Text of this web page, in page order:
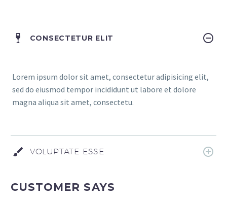
CONSECTETUR ELIT
Lorem ipsum dolor sit amet, consectetur adipisicing elit,
sed do eiusmod tempor incididunt ut labore et dolore
magna aliqua sit amet, consectetu.
VOLUPTATE ESSE
CUSTOMER SAYS